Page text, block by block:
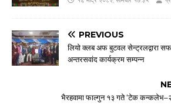
PREVIOUS
लियो क्लब अफ बुटवल सेन्ट्रलद्वारा
अन्तरसवांद कार्यक्रम सम्पन्न
भैरहवामा फाल्गुन १३ गते ‘टेक